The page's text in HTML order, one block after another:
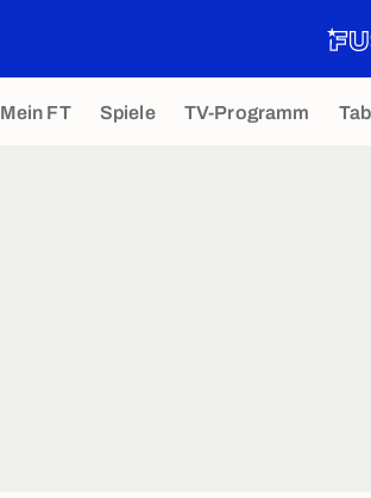
Mein FT Spiele TV-Programm